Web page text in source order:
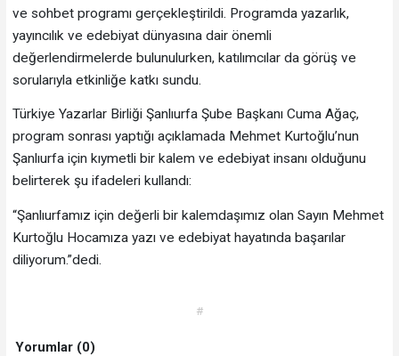
ve sohbet programı gerçekleştirildi. Programda yazarlık,
yayıncılık ve edebiyat dünyasına dair önemli
değerlendirmelerde bulunulurken, katılımcılar da görüş ve
sorularıyla etkinliğe katkı sundu.
Türkiye Yazarlar Birliği Şanlıurfa Şube Başkanı Cuma Ağaç,
program sonrası yaptığı açıklamada Mehmet Kurtoğlu’nun
Şanlıurfa için kıymetli bir kalem ve edebiyat insanı olduğunu
belirterek şu ifadeleri kullandı:
“Şanlıurfamız için değerli bir kalemdaşımız olan Sayın Mehmet
Kurtoğlu Hocamıza yazı ve edebiyat hayatında başarılar
diliyorum.”dedi.
#
Yorumlar (0)